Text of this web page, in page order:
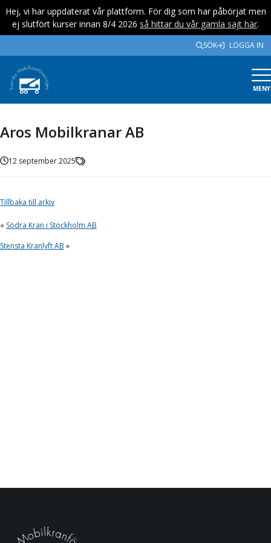
Hej, vi har uppdaterat vår plattform. För dig som har påbörjat men
ej slutfört kurser innan 8/4 2026 så hittar du vår gamla sajt här.
SÖK LOGGA IN
MENY
Aros Mobilkranar AB
12 september 2025
Tillbaka till arkiv
« Södra Kran i Stockholm AB
Stensta Kranlyft AB »